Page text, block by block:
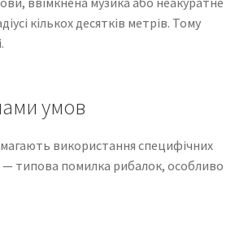
кількох десятків метрів. Тому
умов
використання специфічних
— типова помилка рибалок, особливо